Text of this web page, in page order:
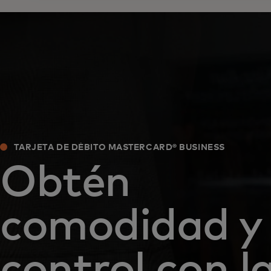
TARJETA DE DÉBITO MASTERCARD® BUSINESS‎
Obtén
comodidad y